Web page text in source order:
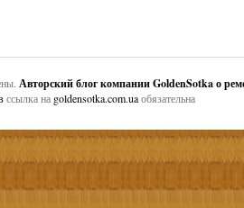
Авторский блог компании GoldenSotka о
ссылка на goldensotka.com.uaобязательна